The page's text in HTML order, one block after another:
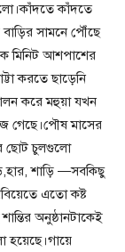
কাঁদতে
সামনে পৌঁছে
মিনিট আশপাশের
করতে ছাড়েনি
করে মহুয়া যখন
গেছে।পৌষ মাসের
ছোট চুলগুলো
শাড়ি —সবকিছু
এতো কষ্ট
অনুষ্ঠানটাকেই
হয়েছে।গায়ে